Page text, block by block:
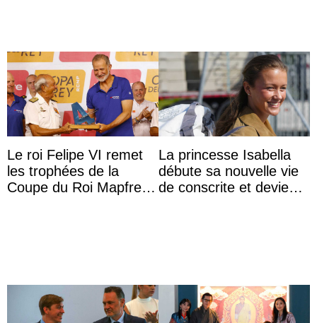
Le roi Felipe VI remet
les trophées de la
Coupe du Roi Mapfre à
La princesse Isabella
débute sa nouvelle vie
de conscrite et devient